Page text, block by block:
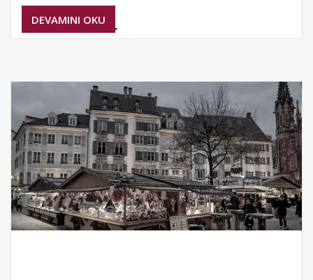
DEVAMINI OKU